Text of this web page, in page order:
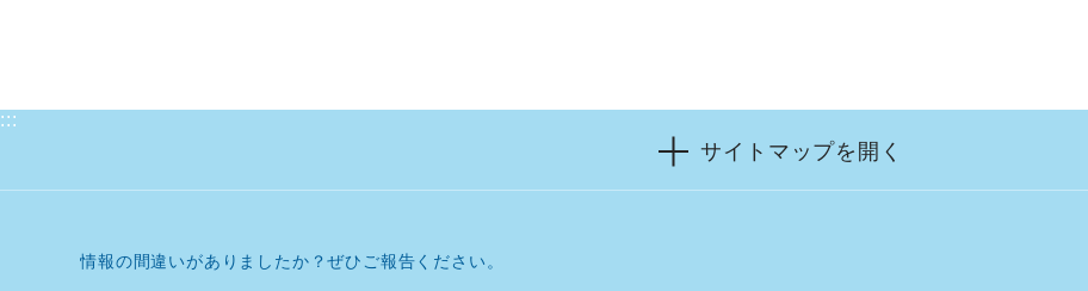
:::
サイトマップを開く
情報の間違いがありましたか？ぜひご報告ください。